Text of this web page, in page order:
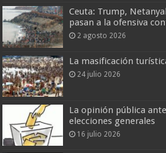
Ceuta: Trump,
pasan a la ofensiva
2 agosto 2026
La masificación
24 julio 2026
La opinión pública
elecciones generales
16 julio 2026